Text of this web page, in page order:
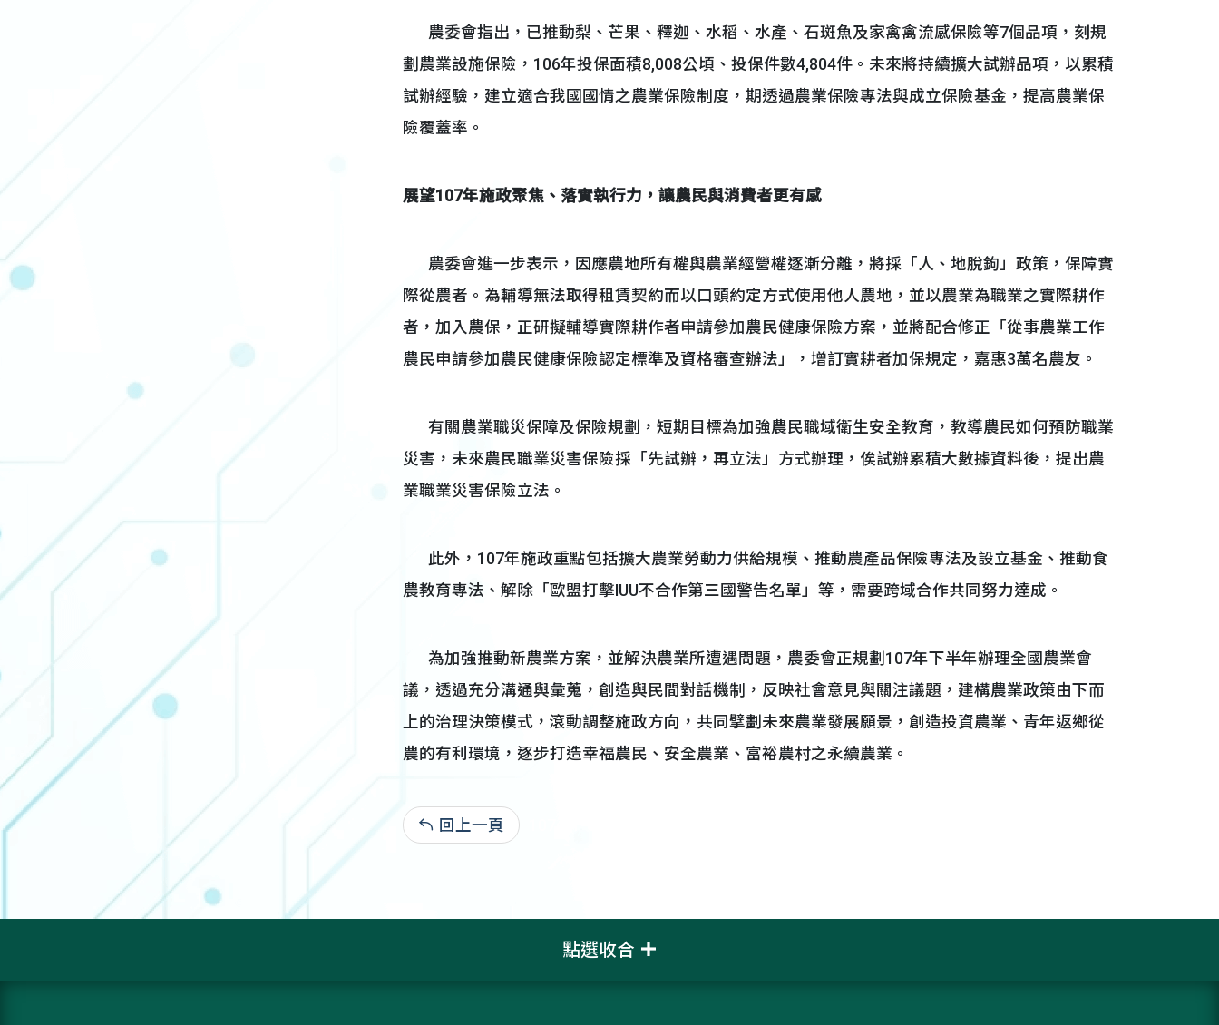
農委會指出，已推動梨、芒果、釋迦、水稻、水產、石斑魚及家禽禽流感保險等7個品項，刻規
劃農業設施保險，106年投保面積8,008公頃、投保件數4,804件。未來將持續擴大試辦品項，以累積
試辦經驗，建立適合我國國情之農業保險制度，期透過農業保險專法與成立保險基金，提高農業保
險覆蓋率。
展望107年施政聚焦、落實執行力，讓農民與消費者更有感
農委會進一步表示，因應農地所有權與農業經營權逐漸分離，將採「人、地脫鉤」政策，保障實
際從農者。為輔導無法取得租賃契約而以口頭約定方式使用他人農地，並以農業為職業之實際耕作
者，加入農保，正研擬輔導實際耕作者申請參加農民健康保險方案，並將配合修正「從事農業工作
農民申請參加農民健康保險認定標準及資格審查辦法」，增訂實耕者加保規定，嘉惠3萬名農友。
有關農業職災保障及保險規劃，短期目標為加強農民職域衛生安全教育，教導農民如何預防職業
災害，未來農民職業災害保險採「先試辦，再立法」方式辦理，俟試辦累積大數據資料後，提出農
業職業災害保險立法。
此外，107年施政重點包括擴大農業勞動力供給規模、推動農產品保險專法及設立基金、推動食
農教育專法、解除「歐盟打擊IUU不合作第三國警告名單」等，需要跨域合作共同努力達成。
為加強推動新農業方案，並解決農業所遭遇問題，農委會正規劃107年下半年辦理全國農業會
議，透過充分溝通與彙蒐，創造與民間對話機制，反映社會意見與關注議題，建構農業政策由下而
上的治理決策模式，滾動調整施政方向，共同擘劃未來農業發展願景，創造投資農業、青年返鄉從
農的有利環境，逐步打造幸福農民、安全農業、富裕農村之永續農業。
回上一頁
點選收合